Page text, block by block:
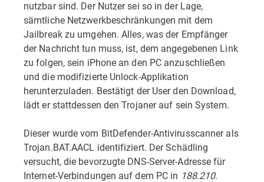
nutzbar sind. Der Nutzer sei so in der Lage,
sämtliche Netzwerkbeschränkungen mit dem
Jailbreak zu umgehen. Alles, was der Empfänger
der Nachricht tun muss, ist, dem angegebenen Link
zu folgen, sein iPhone an den PC anzuschließen
und die modifizierte Unlock-Applikation
herunterzuladen. Bestätigt der User den Download,
lädt er stattdessen den Trojaner auf sein System.
Dieser wurde vom BitDefender-Antivirusscanner als
Trojan.BAT.AACL identifiziert. Der Schädling
versucht, die bevorzugte DNS-Server-Adresse für
Internet-Verbindungen auf dem PC in 188.210.